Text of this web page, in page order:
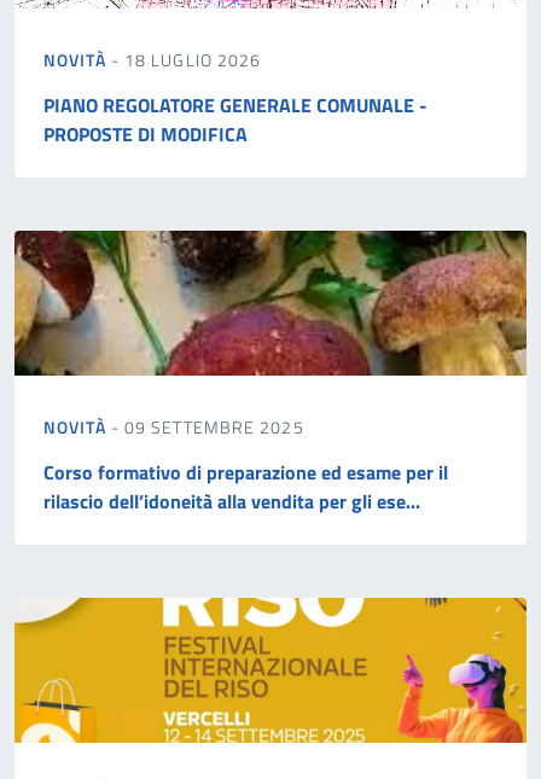
NOVITÀ - 18 LUGLIO 2026
PIANO REGOLATORE GENERALE COMUNALE -
PROPOSTE DI MODIFICA
NOVITÀ - 09 SETTEMBRE 2025
Corso formativo di preparazione ed esame per il
rilascio dell’idoneità alla vendita per gli ese...